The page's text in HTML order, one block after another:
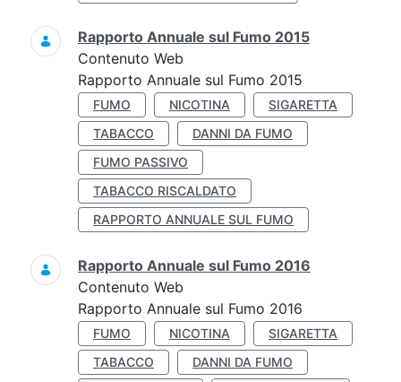
Rapporto Annuale sul Fumo 2015
Contenuto Web
Rapporto Annuale sul Fumo 2015
FUMO NICOTINA
SIGARETTA
TABACCO
DANNI DA FUMO
FUMO PASSIVO
TABACCO RISCALDATO
RAPPORTO ANNUALE SUL FUMO
Rapporto Annuale sul Fumo 2016
Contenuto Web
Rapporto Annuale sul Fumo 2016
FUMO NICOTINA
SIGARETTA
TABACCO
DANNI DA FUMO